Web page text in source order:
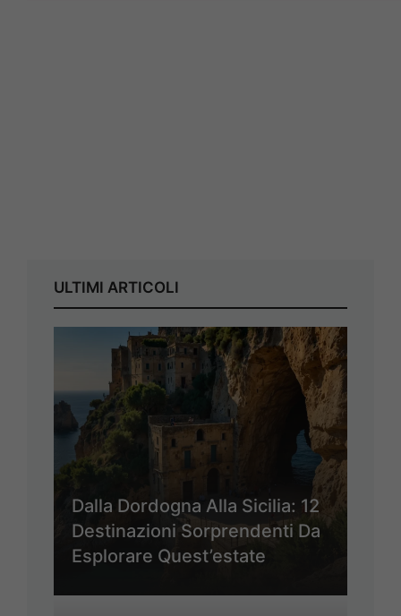
ULTIMI ARTICOLI
Dalla Dordogna Alla Sicilia: 12
Destinazioni Sorprendenti Da
Esplorare Quest’estate